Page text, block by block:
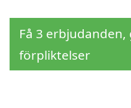
Få 3
förpliktelser